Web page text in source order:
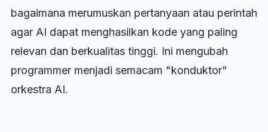
bagaimana merumuskan pertanyaan atau perintah
agar AI dapat menghasilkan kode yang paling
relevan dan berkualitas tinggi. Ini mengubah
programmer menjadi semacam "konduktor"
orkestra AI.